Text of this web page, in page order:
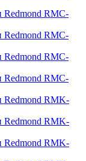
Redmond RMC-
Redmond RMC-
Redmond RMC-
Redmond RMC-
Redmond RMK-
Redmond RMK-
Redmond RMK-